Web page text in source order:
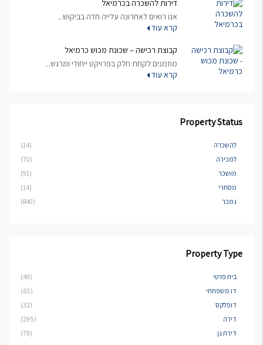
דירות להשכרה בכרמיאל
אנו רואים לאחרונה עלייה חדה בביקוש...
קרא עוד
קבוצת רכישה – שכונת מכוש כרמיאל
מוזמנים לקחת חלק בפרויקט ייחודי ומרגש...
קרא עוד
Property Status
להשכרה
(14)
למכירה
(70)
מושכר
(91)
מסחרי
(14)
נמכר
(840)
Property Type
בית פרטי
(49)
דו משפחתי
(65)
דופלקס
(32)
דירה
(295)
דירת גן
(79)